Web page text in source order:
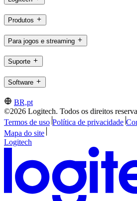
Produtos
Para jogos e streaming
Suporte
Software
BR,pt
©2026 Logitech. Todos os direitos
Termos de uso Política de privacidade
Mapa do site
Logitech